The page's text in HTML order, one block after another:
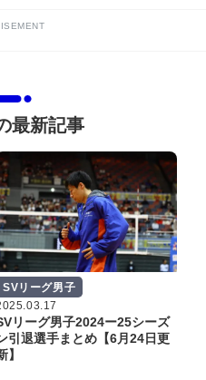
最新記事
SVリーグ男子
リーグ男子2024ー25シーズ
引退選手まとめ【6月24日更
】